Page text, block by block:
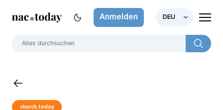
Anmelden DEU
church.today